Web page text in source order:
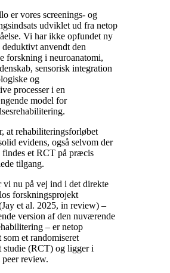
er vores screenings- og
udviklet ud fra netop
Vi har ikke opfundet ny
anvendt den
forskning i neuroanatomi,
sensorisk integration
og
processer i en
model for
at rehabiliteringsforløbet
evidens, også selvom der
findes et RCT på præcis
tilgang.
vi nu på vej ind i det direkte
forskningsprojekt
et al. 2025, in review) –
version af den nuværende
– er netop
som et randomiseret
studie (RCT) og ligger i
review.